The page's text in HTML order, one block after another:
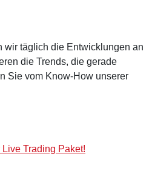
wir täglich die Entwicklungen an
die Trends, die gerade
Sie vom Know-How unserer
Trading Paket!